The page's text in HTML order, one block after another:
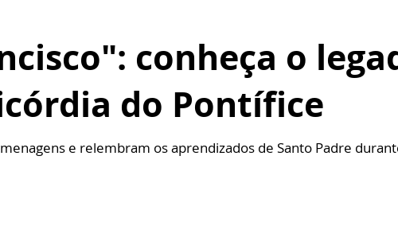
conheça o
do Pontífice
e relembram os aprendizados de Santo Padre